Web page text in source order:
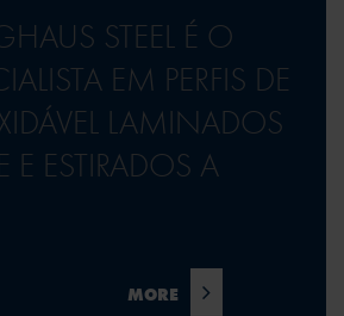
STEEL É O
EM PERFIS DE
LAMINADOS
E ESTIRADOS A
MORE